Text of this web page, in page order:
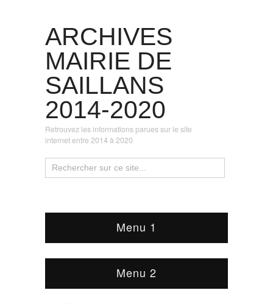
ARCHIVES
MAIRIE DE
SAILLANS
2014-2020
Retrouvez les informations parues sur le site
internet entre 2014 à 2020
Menu 1
Menu 2